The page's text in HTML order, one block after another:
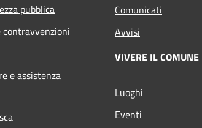
pubblica
e assistenza
Comunicati
Avvisi
VIVERE IL COMUNE
Luoghi
Eventi